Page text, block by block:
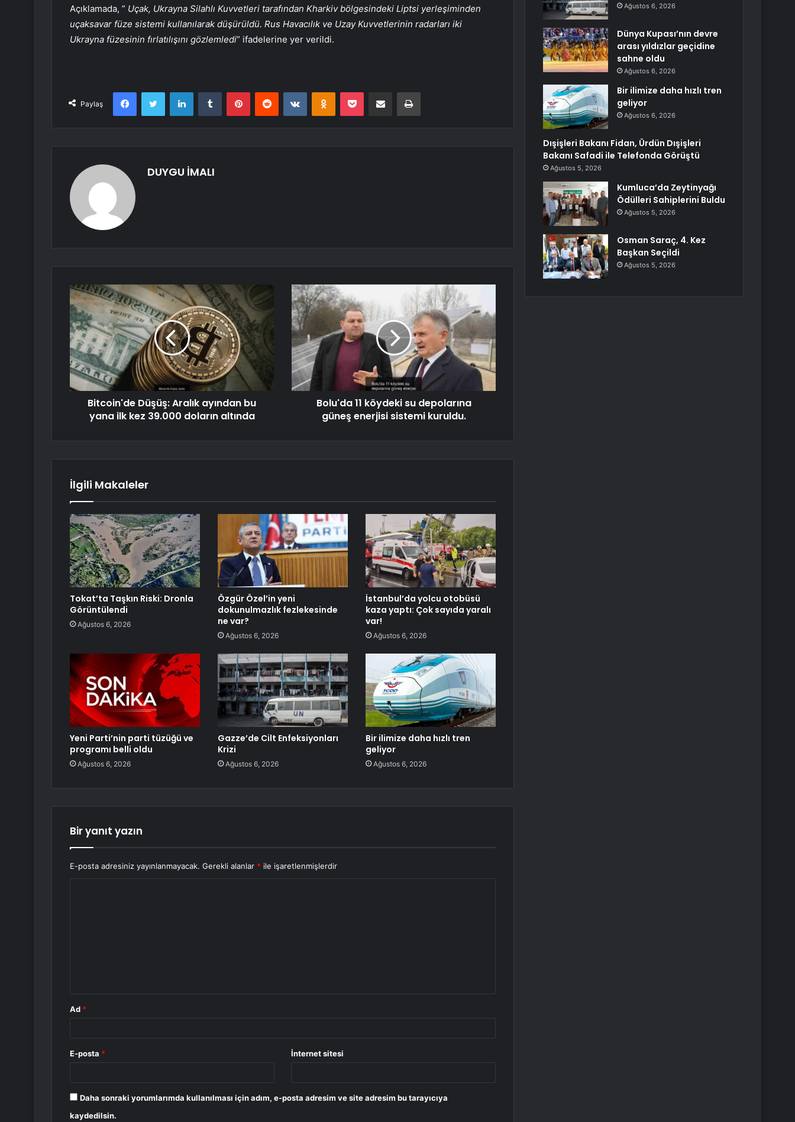
Açıklamada, ” Uçak, Ukrayna Silahlı Kuvvetleri tarafından Kharkiv bölgesindeki Liptsi yerleşiminden
uçaksavar füze sistemi kullanılarak düşürüldü. Rus Havacılık ve Uzay Kuvvetlerinin radarları iki
Ukrayna füzesinin fırlatılışını gözlemledi” ifadelerine yer verildi.
Paylaş
FacebookTwitter LinkedInTumblr PinterestReddit VKontakteOdnoklassniki
Pocket E-Posta ile paylaş Yazdır
DUYGU İMALI
Bitcoin'de Düşüş: Aralık ayından bu
yana ilk kez 39.000 doların altında
Bolu'da 11 köydeki su depolarına
güneş enerjisi sistemi kuruldu.
İlgili Makaleler
Tokat’ta Taşkın Riski: Dronla
Görüntülendi
Ağustos 6, 2026
Özgür Özel’in yeni
dokunulmazlık fezlekesinde
ne var?
Ağustos 6, 2026
İstanbul’da yolcu otobüsü
kaza yaptı: Çok sayıda yaralı
var!
Ağustos 6, 2026
Yeni Parti’nin parti tüzüğü ve
programı belli oldu
Ağustos 6, 2026
Gazze’de Cilt Enfeksiyonları
Krizi
Ağustos 6, 2026
Bir ilimize daha hızlı tren
geliyor
Ağustos 6, 2026
Bir yanıt yazın
E-posta adresiniz yayınlanmayacak. Gerekli alanlar * ile işaretlenmişlerdir
Ad *
E-posta * İnternet sitesi
Daha sonraki yorumlarımda kullanılması için adım, e-posta adresim ve site adresim bu tarayıcıya
kaydedilsin.
Ağustos 6, 2026
Dünya Kupası’nın devre
arası yıldızlar geçidine
sahne oldu
Ağustos 6, 2026
Bir ilimize daha hızlı tren
geliyor
Ağustos 6, 2026
Dışişleri Bakanı Fidan, Ürdün Dışişleri
Bakanı Safadi ile Telefonda Görüştü
Ağustos 5, 2026
Kumluca’da Zeytinyağı
Ödülleri Sahiplerini Buldu
Ağustos 5, 2026
Osman Saraç, 4. Kez
Başkan Seçildi
Ağustos 5, 2026